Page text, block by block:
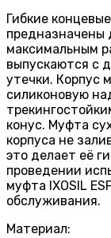
Гибкие
предназначены
максимальным
выпускаются с
утечки. Корпус
силиконовую
конус. Муфта
корпуса не
это делает её
проведении
муфта IXOSIL
обслуживания.
Материал: